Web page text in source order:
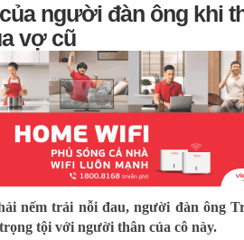
người đàn ông khi
vợ cũ
nếm trải nỗi đau, người đàn ông
tội với người thân của cô này.